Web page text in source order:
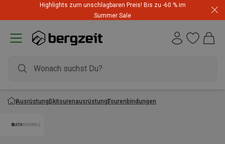
Highlights zum unschlagbaren Preis! Bis zu -60 % im
Summer Sale
AusrüstungSkitourenausrüstungTourenbindungen